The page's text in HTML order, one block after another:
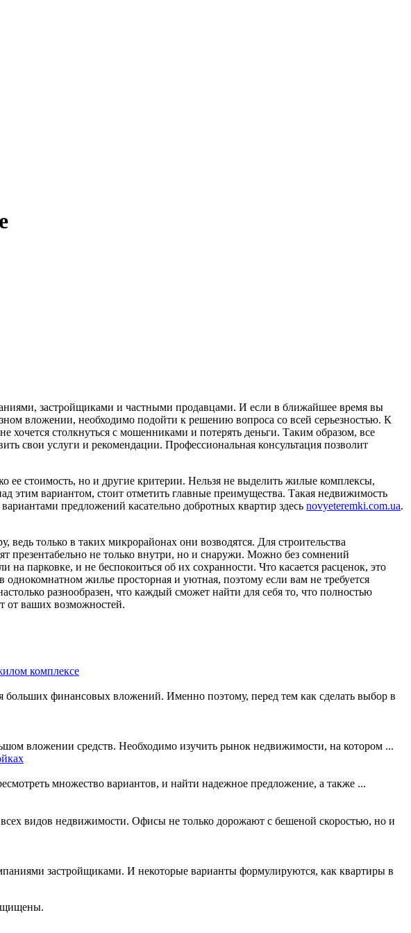
застройщиками и частными продавцами. И если в ближайшее время вы
вложении, необходимо подойти к решению вопроса со всей серьезностью. К
хочется столкнуться с мошенниками и потерять деньги. Таким образом, все
свои услуги и рекомендации. Профессиональная консультация позволит
ее стоимость, но и другие критерии. Нельзя не выделить жилые комплексы,
этим вариантом, стоит отметить главные преимущества. Такая недвижимость
предложений касательно добротных квартир здесь novyeteremki.com.ua.
только в таких микрорайонах они возводятся. Для строительства
презентабельно не только внутри, но и снаружи. Можно без сомнений
парковке, и не беспокоиться об их сохранности. Что касается расценок, это
жилье просторная и уютная, поэтому если вам не требуется
разнообразен, что каждый сможет найти для себя то, что полностью
от ваших возможностей.
комплексе
финансовых вложений. Именно поэтому, перед тем как сделать выбор в
вложении средств. Необходимо изучить рынок недвижимости, на котором ...
множество вариантов, и найти надежное предложение, а также ...
видов недвижимости. Офисы не только дорожают с бешеной скоростью, но и
застройщиками. И некоторые варианты формулируются, как квартиры в